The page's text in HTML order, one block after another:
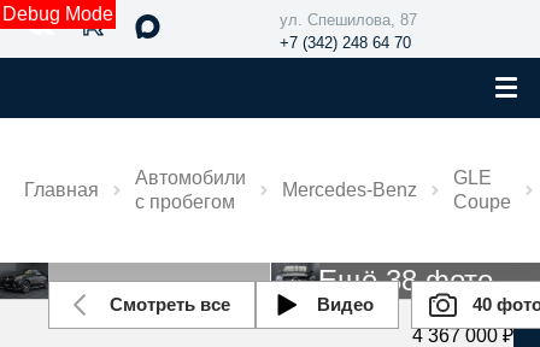
Debug Mode
ул. Спешилова, 87
+7 (342) 248 64 70
Главная
Автомобили
с пробегом
Mercedes‑Benz
GLE
Coupe
Смотреть все Видео 40
Ещё 38 фото
4 367 000 ₽